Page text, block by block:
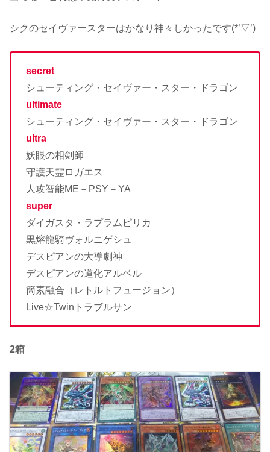
シクのセイヴァースターはかなり神々しかったです(*’▽’)
secret
シューティング・セイヴァー・スター・ドラゴン
ultimate
シューティング・セイヴァー・スター・ドラゴン
ultra
妖眼の相剣師
守護天霊ロガエス
人攻智能ME－PSY－YA
super
ダイガスタ・ラプラムピリカ
黒熔龍騎ヴォルニゲシュ
デスピアンの大導劇神
デスピアンの道化アルベル
簡素融合（レトルトフュージョン）
Live☆Twinトラブルサン
2箱